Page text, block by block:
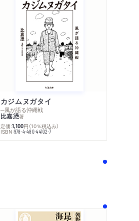
カジムヌガタイ
─風が語る沖縄戦
比嘉慂著
定価:1,100円 （10％税込み）
ISBN:978-4-480-44102-7